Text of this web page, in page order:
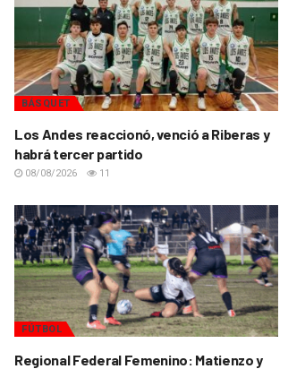
BÁSQUET
Los Andes reaccionó, venció a Riberas y
habrá tercer partido
08/08/2026 11
FÚTBOL
Regional Federal Femenino: Matienzo y